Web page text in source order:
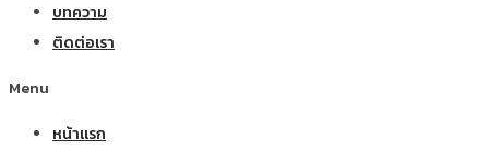
บทความ
ติดต่อเรา
Menu
หน้าแรก